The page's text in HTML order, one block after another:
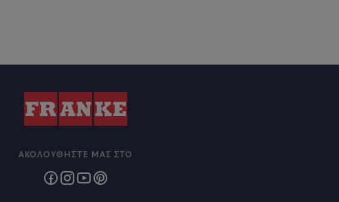
ΑΚΟΛΟΥΘΉΣΤΕ ΜΑΣ ΣΤΟ